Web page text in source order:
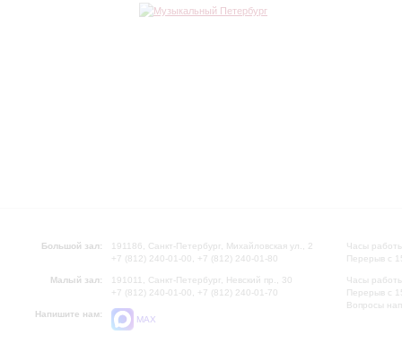
Большой зал:
191186, Санкт-Петербург, Михайловская ул., 2
+7 (812) 240-01-00, +7 (812) 240-01-80
Малый зал:
191011, Санкт-Петербург, Невский пр., 30
+7 (812) 240-01-00, +7 (812) 240-01-70
Напишите нам:
MAX
Часы
Перерыв с
Часы
Перерыв с
Вопросы